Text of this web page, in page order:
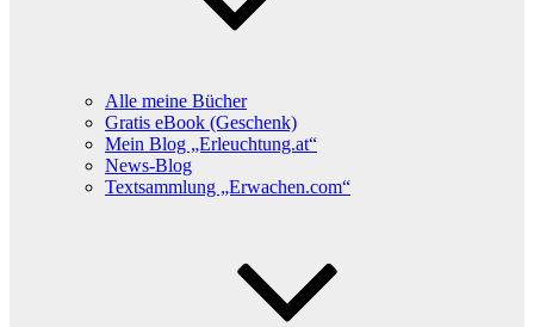
Alle meine Bücher
Gratis eBook (Geschenk)
Mein Blog „Erleuchtung.at“
News-Blog
Textsammlung „Erwachen.com“